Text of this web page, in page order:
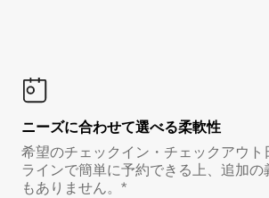
ニーズに合わせて選べる柔軟性
希望のチェックイン・チェックアウト
ラインで簡単に予約できる上、追加の
もありません。*